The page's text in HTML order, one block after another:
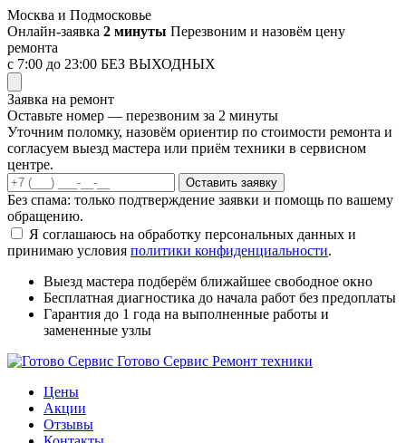
Перейти
к
содержимому
Москва и Подмосковье
Онлайн-заявка 2 минуты Перезвоним и назовём цену
ремонта
с 7:00 до 23:00 БЕЗ ВЫХОДНЫХ
Заявка на ремонт
Оставьте номер — перезвоним за 2 минуты
Уточним поломку, назовём ориентир по стоимости ремонта и
согласуем выезд мастера или приём техники в сервисном
центре.
Оставить заявку
Без спама: только подтверждение заявки и помощь по вашему
обращению.
Я соглашаюсь на обработку персональных данных и
принимаю условия политики конфиденциальности.
Выезд мастера подберём ближайшее свободное окно
Бесплатная диагностика до начала работ без предоплаты
Гарантия до 1 года на выполненные работы и
замененные узлы
Готово Сервис Ремонт техники
Цены
Акции
Отзывы